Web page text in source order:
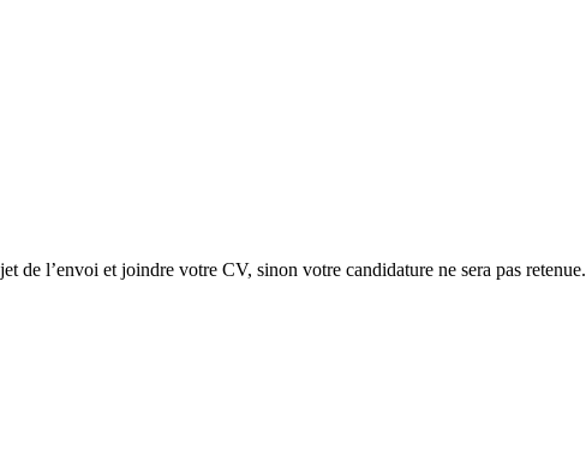
de l’envoi et joindre votre CV, sinon votre candidature ne sera pas retenue.